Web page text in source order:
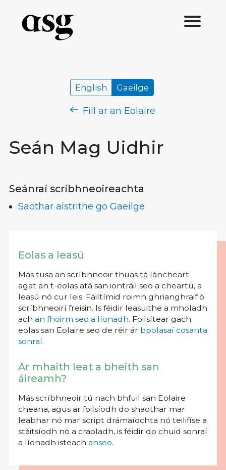
Seán Mag Uidhir
English Gaeilge
Fill ar an Eolaire
Seánraí scríbhneoireachta
Saothar aistrithe go Gaeilge
Eolas a leasú
Más tusa an scríbhneoir thuas tá láncheart
agat an t-eolas atá san iontráil seo a cheartú, a
leasú nó cur leis. Fáiltímid roimh ghrianghraif ó
scríbhneoirí freisin. Is féidir leasuithe a mholadh
ach an fhoirm seo a líonadh. Foilsítear gach
eolas san Eolaire seo de réir ár bpolasaí cosanta
sonraí.
Ar mhaith leat a bheith san
áireamh?
Más scríbhneoir tú nach bhfuil san Eolaire
cheana, agus ar foilsíodh do shaothar mar
leabhar nó mar script drámaíochta nó teilifíse a
stáitsíodh nó a craoladh, is féidir do chuid sonraí
a líonadh isteach anseo.